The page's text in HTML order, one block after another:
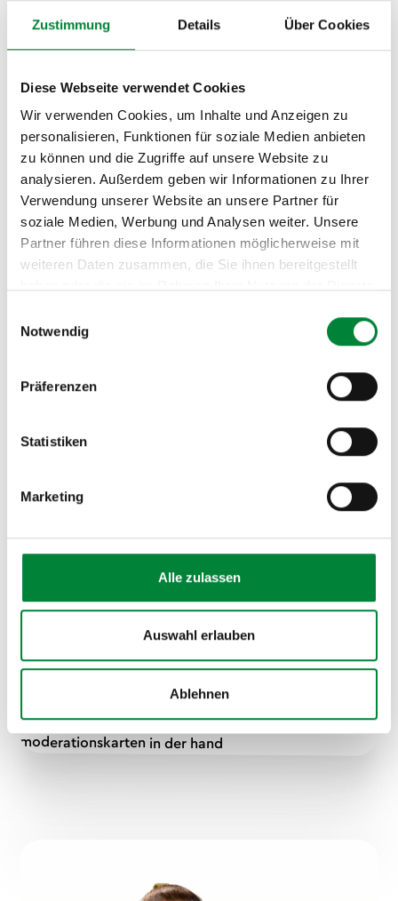
Zustimmung Details Über Cookies
Diese Webseite verwendet Cookies
Wir verwenden Cookies, um Inhalte und Anzeigen zu
personalisieren, Funktionen für soziale Medien anbieten
zu können und die Zugriffe auf unsere Website zu
analysieren. Außerdem geben wir Informationen zu Ihrer
Verwendung unserer Website an unsere Partner für
soziale Medien, Werbung und Analysen weiter. Unsere
Partner führen diese Informationen möglicherweise mit
weiteren Daten zusammen, die Sie ihnen bereitgestellt
Notwendig
Präferenzen
Statistiken
Marketing
Alle zulassen
Auswahl erlauben
Ablehnen
mehrteilige Online-Sessions. Alle Formate sind
sondern praxisnahe Trainings, in denen du mit deinen
echten Herausforderungen arbeitest. Jedes Konzept
wird individuell an eure Unternehmenskultur
angepasst: Was bei einem Start-up funktioniert, passt
nicht zwingend zu einem Produktionsunternehmen.
Nachhaltige Wirkung durch
endet nicht nach dem letzten Tag.
Bei Strong Partners gehört ein Follow-up nach vier bis
sechs Wochen zum Konzept – als Online-Session oder
Motivations-Kick. Deshalb arbeiten wir mit messbaren
Zielen, konkreten Umsetzungsplänen und
regelmäßigen Reflexionsschleifen.